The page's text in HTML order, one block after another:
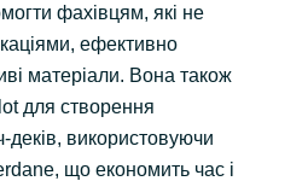
фахівцям, які не
ефективно
матеріали. Вона також
для створення
деків, використовуючи
що економить час і